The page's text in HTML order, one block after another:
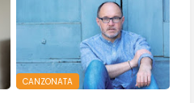
CANZONATA